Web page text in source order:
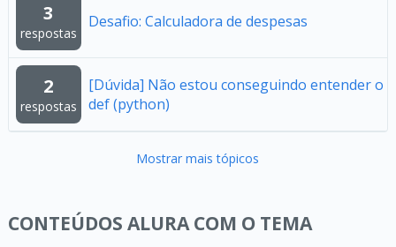
3
respostas
Desafio: Calculadora de despesas
2
respostas
[Dúvida] Não estou conseguindo entender o
def (python)
Mostrar mais tópicos
CONTEÚDOS ALURA COM O TEMA